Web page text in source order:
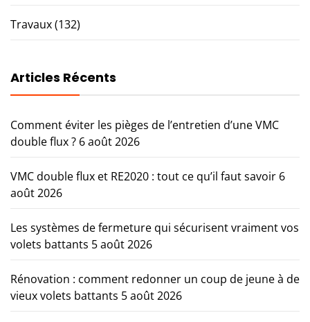
Travaux(132)
Articles Récents
Comment éviter les pièges de l’entretien d’une VMC
double flux ? 6 août 2026
VMC double flux et RE2020 : tout ce qu’il faut savoir 6
août 2026
Les systèmes de fermeture qui sécurisent vraiment vos
volets battants 5 août 2026
Rénovation : comment redonner un coup de jeune à de
vieux volets battants 5 août 2026